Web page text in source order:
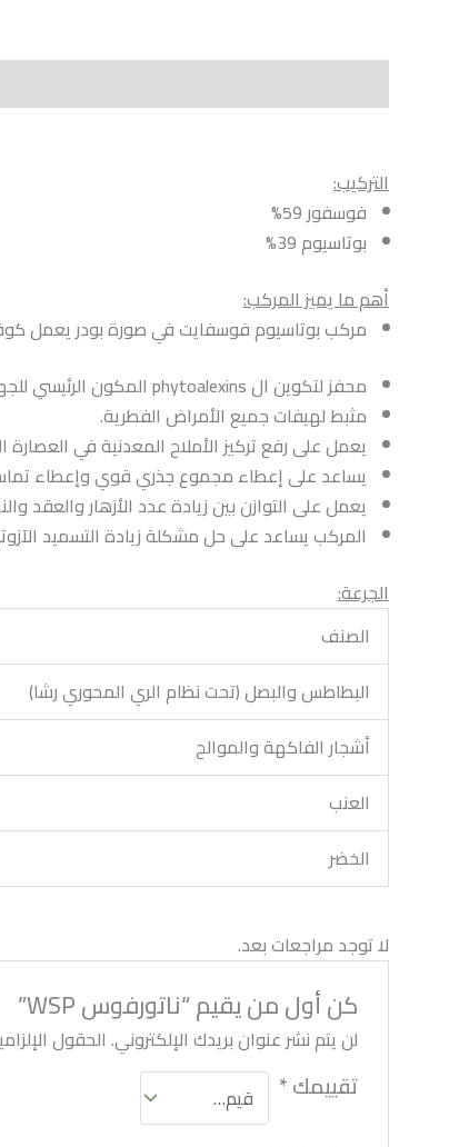
التركيب:
فوسفور 59%
بوتاسيوم 39%
أهم ما يميز المركب:
مركب بوتاسيوم فوسفايت في صورة بودر يعمل
محفز لتكوين ال phytoalexins المكون الرئيسي للجهاز المناعي داخل النبات.
مثبط لهيفات جميع الأمراض الفطرية.
يعمل على رفع تركيز الأملاح المعدنية في
يساعد على إعطاء مجموع جذري قوي وإعطاء
يعمل على التوازن بين زيادة عدد الأزهار والعقد
المركب يساعد على حل مشكلة زيادة التسميد
الجرعة:
الصنف
البطاطس والبصل (تحت نظام الري المحوري رشا)
أشجار الفاكهة والموالح
العنب
الخضر
لا توجد مراجعات بعد.
كن أول من يقيم “ناتورفوس WSP”
لن يتم نشر عنوان بريدك الإلكتروني. الحقول
تقييمك*